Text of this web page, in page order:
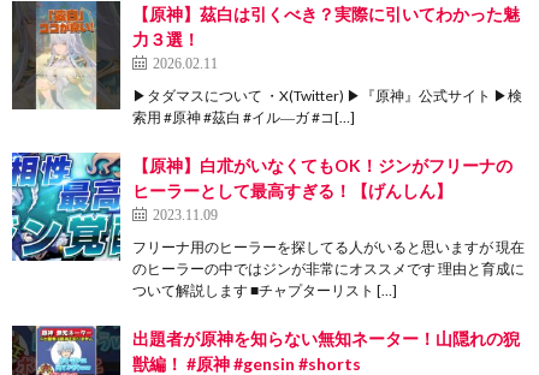
【原神】茲白は引くべき？実際に引いてわかった魅
力３選！
2026.02.11
▶タダマスについて ・X(Twitter) ▶『原神』公式サイト ▶検
索用 #原神 #茲白 #イル―ガ #コ[…]
【原神】白朮がいなくてもOK！ジンがフリーナの
ヒーラーとして最高すぎる！【げんしん】
2023.11.09
フリーナ用のヒーラーを探してる人がいると思いますが 現在
のヒーラーの中ではジンが非常にオススメです 理由と育成に
ついて解説します ■チャプターリスト […]
出題者が原神を知らない無知ネーター！山隠れの猊
獣編！ #原神 #gensin #shorts